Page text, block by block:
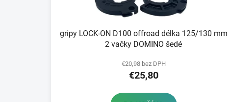
gripy LOCK-ON D100 offroad délka 125/130 mm
2 vačky DOMINO šedé
€20,98 bez DPH
€25,80